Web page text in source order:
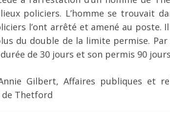
policiers. L’homme se trouvait
l’ont arrêté et amené au poste. Il
du double de la limite permise. Par
de 30 jours et son permis 90
Gilbert, Affaires publiques et
Thetford